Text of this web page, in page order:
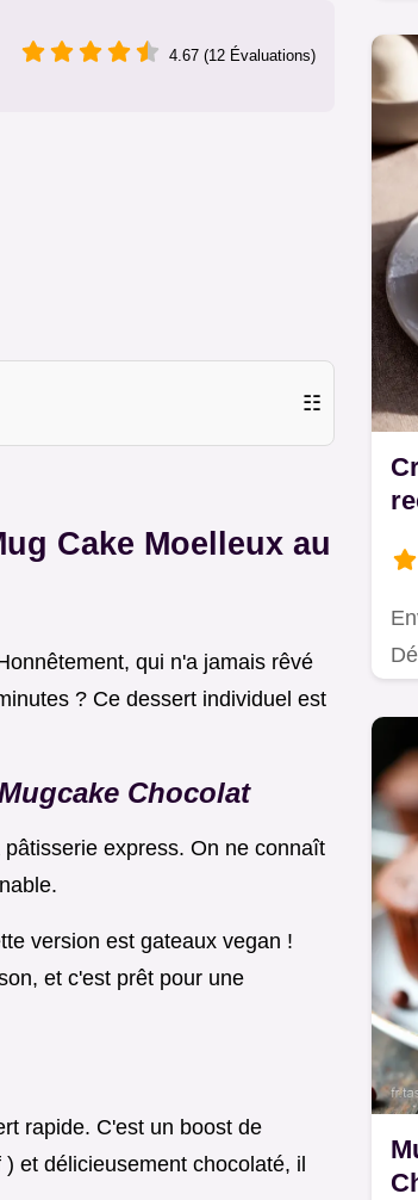
4.67 (12 Évaluations)
☷
Cake Moelleux au
qui n'a jamais rêvé
? Ce dessert individuel est
Chocolat
express. On ne connaît
version est gateaux vegan !
et c'est prêt pour une
rapide. C'est un boost de
et délicieusement chocolaté, il